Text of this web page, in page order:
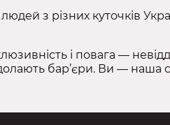
з різних куточків
і повага —
бар’єри. Ви — наша